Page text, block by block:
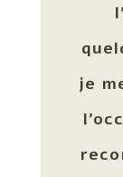
je